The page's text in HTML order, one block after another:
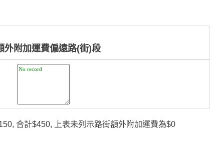
外附加運費偏遠路(街)段
合計$450, 上表未列示路街額外附加運費為$0